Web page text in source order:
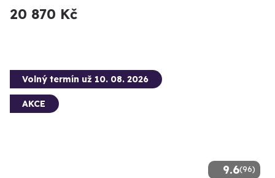
20 870 Kč
9.6(96)
Volný termín už 10. 08. 2026
AKCE